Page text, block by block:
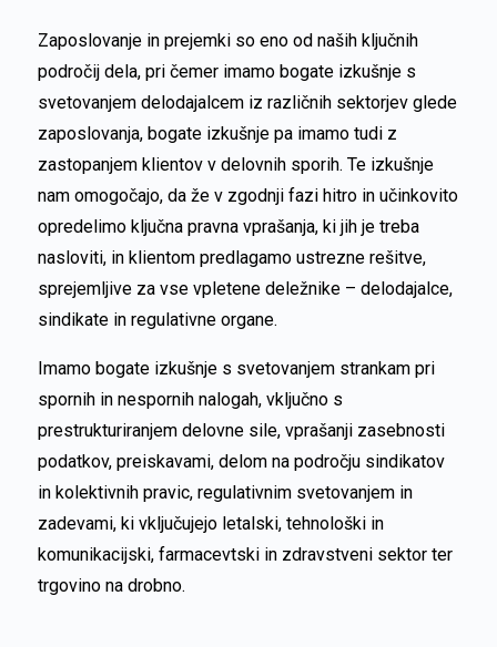
Zaposlovanje in prejemki so eno od naših ključnih
področij dela, pri čemer imamo bogate izkušnje s
svetovanjem delodajalcem iz različnih sektorjev glede
zaposlovanja, bogate izkušnje pa imamo tudi z
zastopanjem klientov v delovnih sporih. Te izkušnje
nam omogočajo, da že v zgodnji fazi hitro in učinkovito
opredelimo ključna pravna vprašanja, ki jih je treba
nasloviti, in klientom predlagamo ustrezne rešitve,
sprejemljive za vse vpletene deležnike – delodajalce,
sindikate in regulativne organe.
Imamo bogate izkušnje s svetovanjem strankam pri
spornih in nespornih nalogah, vključno s
prestrukturiranjem delovne sile, vprašanji zasebnosti
podatkov, preiskavami, delom na področju sindikatov
in kolektivnih pravic, regulativnim svetovanjem in
zadevami, ki vključujejo letalski, tehnološki in
komunikacijski, farmacevtski in zdravstveni sektor ter
trgovino na drobno.